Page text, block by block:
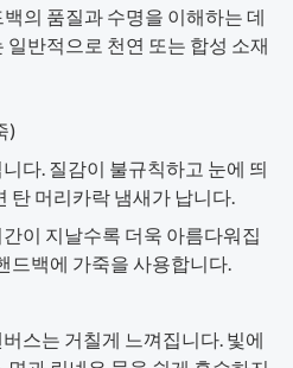
의 품질과 수명을 이해하는 데
일반적으로 천연 또는 합성 소재
)
다. 질감이 불규칙하고 눈에 띄
탄 머리카락 냄새가 납니다.
이 지날수록 더욱 아름다워집
드백에 가죽을 사용합니다.
스는 거칠게 느껴집니다. 빛에